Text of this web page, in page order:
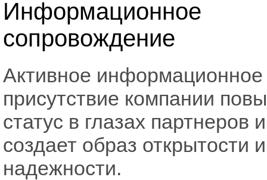
Информационное
сопровождение
Активное информационное
присутствие компании
статус в глазах партнеров
создает образ открытости и
надежности.